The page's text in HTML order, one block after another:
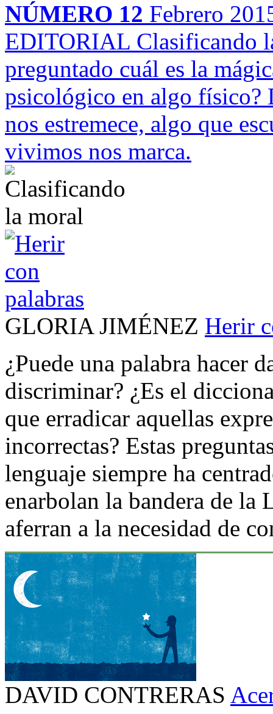
NÚMERO 12 Febrero
EDITORIAL Clasificando
preguntado cuál es la
psicológico en algo físico?
nos estremece, algo que
vivimos nos marca.
GLORIA JIMÉNEZ Herir
¿Puede una palabra hacer
discriminar? ¿Es el
que erradicar aquellas
incorrectas? Estas
lenguaje siempre ha
enarbolan la bandera de la
aferran a la necesidad de
DAVID CONTRERAS